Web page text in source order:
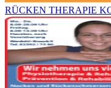
RÜCKEN THERAPIE